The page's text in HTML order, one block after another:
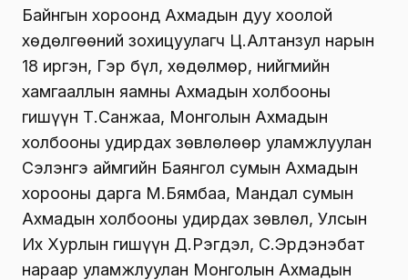
Байнгын хороонд Ахмадын дуу хоолой
хөдөлгөөний зохицуулагч Ц.Алтанзул нарын
18 иргэн, Гэр бүл, хөдөлмөр, нийгмийн
хамгааллын яамны Ахмадын холбооны
гишүүн Т.Санжаа, Монголын Ахмадын
холбооны удирдах зөвлөлөөр уламжлуулан
Сэлэнгэ аймгийн Баянгол сумын Ахмадын
хорооны дарга М.Бямбаа, Мандал сумын
Ахмадын холбооны удирдах зөвлөл, Улсын
Их Хурлын гишүүн Д.Рэгдэл, С.Эрдэнэбат
нараар уламжлуулан Монголын Ахмадын